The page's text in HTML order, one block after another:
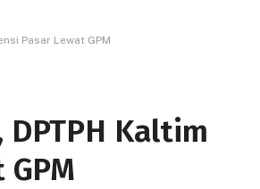
Pasar Lewat GPM
Kaltim